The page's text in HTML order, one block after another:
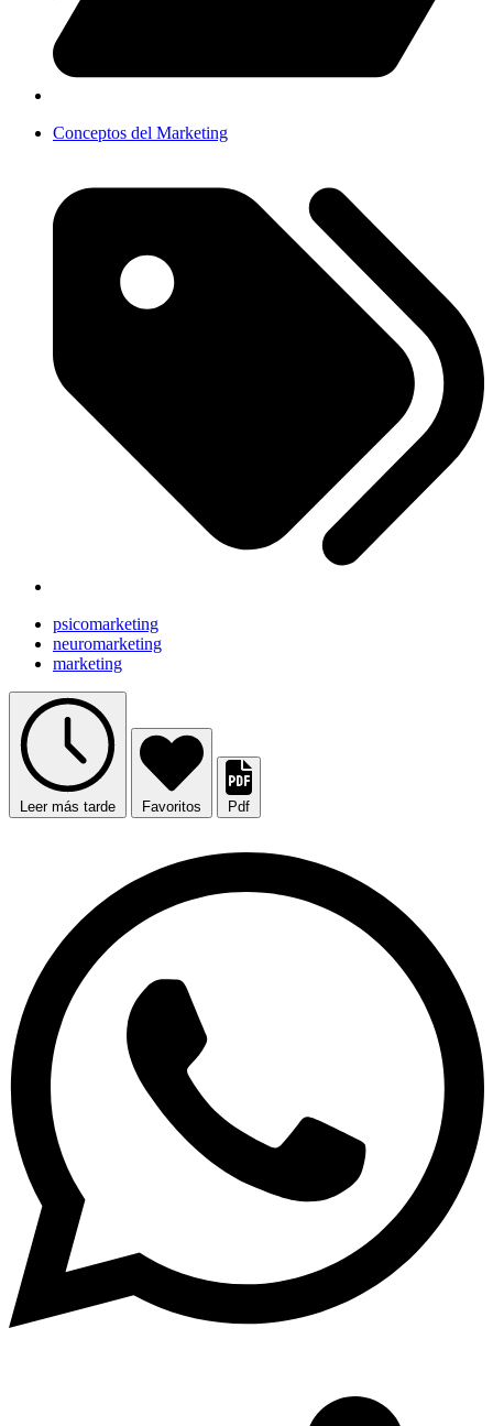
Conceptos del Marketing
psicomarketing
neuromarketing
marketing
Leer más tarde Favoritos Pdf